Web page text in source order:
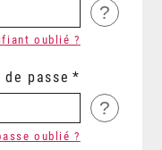
?
oublié ?
de passe
?
oublié ?